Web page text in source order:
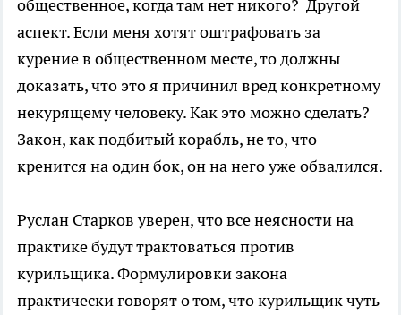
общественное, когда там нет никого? Другой
аспект. Если меня хотят оштрафовать за
курение в общественном месте, то должны
доказать, что это я причинил вред конкретному
некурящему человеку. Как это можно сделать?
Закон, как подбитый корабль, не то, что
кренится на один бок, он на него уже обвалился.
Руслан Старков уверен, что все неясности на
практике будут трактоваться против
курильщика. Формулировки закона
практически говорят о том, что курильщик чуть